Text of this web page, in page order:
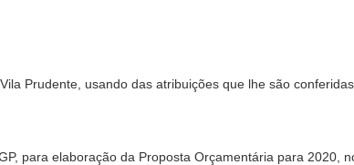
Prudente, usando das atribuições que lhe são
para elaboração da Proposta Orçamentária para 2020,